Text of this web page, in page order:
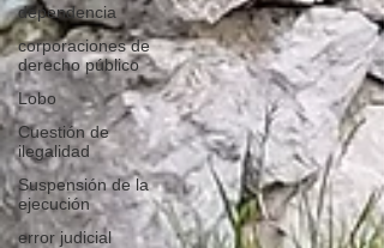
dependencia
corporaciones de
derecho público
Lobo
Cuestión de
ilegalidad
Suspensión de la
ejecución
error judicial